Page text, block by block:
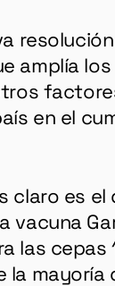
amplía
en el
claro es el
vacuna
las cepas
la mayoría